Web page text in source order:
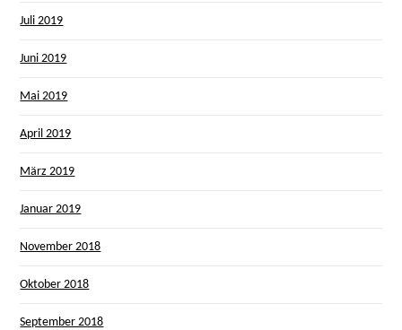
Juli 2019
Juni 2019
Mai 2019
April 2019
März 2019
Januar 2019
November 2018
Oktober 2018
September 2018